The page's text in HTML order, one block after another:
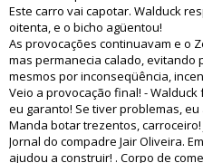
Este carro vai capotar. Walduck
oitenta, e o bicho agüentou!
As provocações continuavam e o
mas permanecia calado, evitando
mesmos por inconseqüência,
Veio a provocação final! -
eu garanto! Se tiver problemas, eu
Manda botar trezentos,
Jornal do compadre Jair Oliveira.
ajudou a construir! . Corpo de